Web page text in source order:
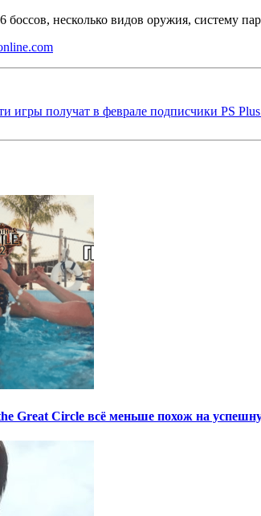
боссов, несколько видов оружия, систему
игры получат в феврале подписчики PS
Great Circle всё меньше похож на